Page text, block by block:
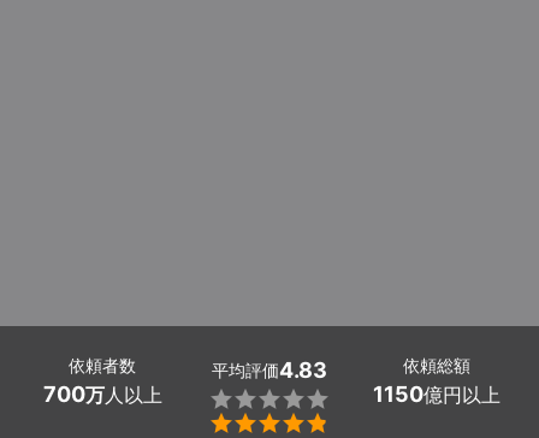
依頼者数
700万人以上
平均評価4.83


依頼総額
1150億円以上